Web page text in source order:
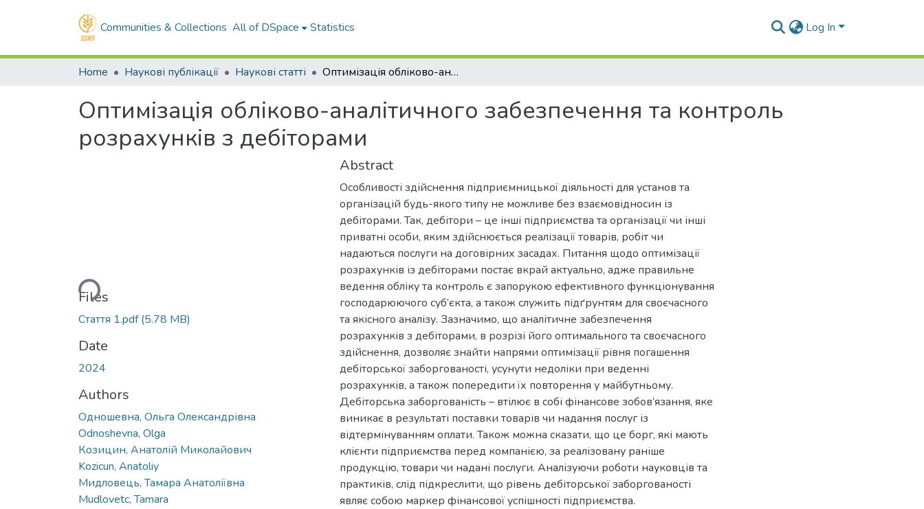
Communities & Collections All of DSpace Statistics Log In
Home Наукові публікації Наукові статті Оптимізація обліково-аналітичного забезпечення та контроль розрахунків з дебіторами
Оптимізація обліково-аналітичного забезпечення та контроль
розрахунків з дебіторами
Loading...
Files
Стаття 1.pdf(5.78 MB)
Date
2024
Authors
Одношевна, Ольга Олександрівна
Odnoshevna, Olga
Козицин, Анатолій Миколайович
Kozicun, Anatoliy
Мидловець, Тамара Анатоліївна
Mudlovetc, Tamara
Abstract
Особливості здійснення підприємницької діяльності для установ та
організацій будь-якого типу не можливе без взаємовідносин із
дебіторами. Так, дебітори – це інші підприємства та організації чи інші
приватні особи, яким здійснюється реалізації товарів, робіт чи
надаються послуги на договірних засадах. Питання щодо оптимізації
розрахунків із дебіторами постає вкрай актуально, адже правильне
ведення обліку та контроль є запорукою ефективного функціонування
господарюючого суб’єкта, а також служить підґрунтям для своєчасного
та якісного аналізу. Зазначимо, що аналітичне забезпечення
розрахунків з дебіторами, в розрізі його оптимального та своєчасного
здійснення, дозволяє знайти напрями оптимізації рівня погашення
дебіторської заборгованості, усунути недоліки при веденні
розрахунків, а також попередити їх повторення у майбутньому.
Дебіторська заборгованість – втілює в собі фінансове зобов’язання, яке
виникає в результаті поставки товарів чи надання послуг із
відтермінуванням оплати. Також можна сказати, що це борг, які мають
клієнти підприємства перед компанією, за реалізовану раніше
продукцію, товари чи надані послуги. Аналізуючи роботи науковців та
практиків, слід підкреслити, що рівень дебіторської заборгованості
являє собою маркер фінансової успішності підприємства.